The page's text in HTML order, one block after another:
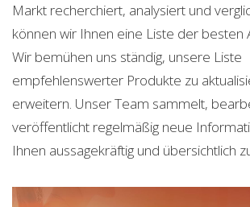
Markt recherchiert, analysiert und
können wir Ihnen eine Liste der besten
Wir bemühen uns ständig, unsere Liste
empfehlenswerter Produkte zu
erweitern. Unser Team sammelt,
veröffentlicht regelmäßig neue
Ihnen aussagekräftig und übersichtlich